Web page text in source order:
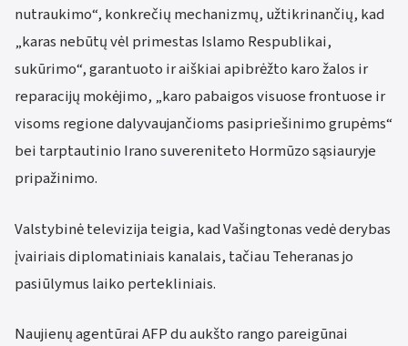
nutraukimo“, konkrečių mechanizmų, užtikrinančių, kad
„karas nebūtų vėl primestas Islamo Respublikai,
sukūrimo“, garantuoto ir aiškiai apibrėžto karo žalos ir
reparacijų mokėjimo, „karo pabaigos visuose frontuose ir
visoms regione dalyvaujančioms pasipriešinimo grupėms“
bei tarptautinio Irano suvereniteto Hormūzo sąsiauryje
pripažinimo.
Valstybinė televizija teigia, kad Vašingtonas vedė derybas
įvairiais diplomatiniais kanalais, tačiau Teheranas jo
pasiūlymus laiko pertekliniais.
Naujienų agentūrai AFP du aukšto rango pareigūnai